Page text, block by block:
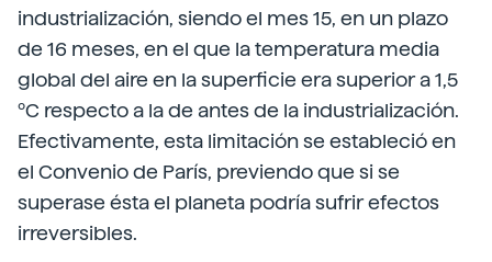
industrialización, siendo el mes 15, en un plazo
de 16 meses, en el que la temperatura media
global del aire en la superficie era superior a 1,5
ºC respecto a la de antes de la industrialización.
Efectivamente, esta limitación se estableció en
el Convenio de París, previendo que si se
superase ésta el planeta podría sufrir efectos
irreversibles.